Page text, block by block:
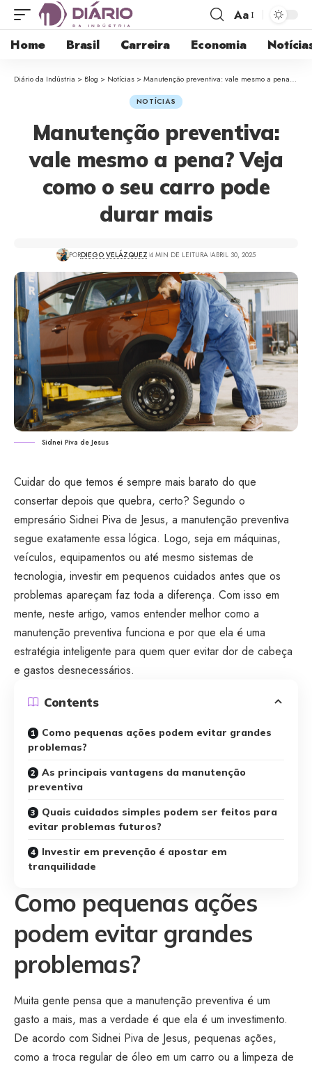
Aa
Home Brasil Carreira Economia
Diário da Indústria > Blog > Notícias >Manutenção preventiva: vale mesmo a pena? Veja como o seu carro pode durar mais
NOTÍCIAS
Manutenção preventiva:
vale mesmo a pena? Veja
como o seu carro pode
durar mais
PORDIEGO VELÁZQUEZ 4 MIN DE LEITURA ABRIL 30, 2025
Sidnei Piva de Jesus
Cuidar do que temos é sempre mais barato do que
consertar depois que quebra, certo? Segundo o
empresário Sidnei Piva de Jesus, a manutenção preventiva
segue exatamente essa lógica. Logo, seja em máquinas,
veículos, equipamentos ou até mesmo sistemas de
tecnologia, investir em pequenos cuidados antes que os
problemas apareçam faz toda a diferença. Com isso em
mente, neste artigo, vamos entender melhor como a
manutenção preventiva funciona e por que ela é uma
estratégia inteligente para quem quer evitar dor de cabeça
e gastos desnecessários.
Contents
Como pequenas ações podem evitar grandes
problemas?
As principais vantagens da manutenção
preventiva
Quais cuidados simples podem ser feitos para
evitar problemas futuros?
Investir em prevenção é apostar em
tranquilidade
Como pequenas ações
podem evitar grandes
problemas?
Muita gente pensa que a manutenção preventiva é um
gasto a mais, mas a verdade é que ela é um investimento.
De acordo com Sidnei Piva de Jesus, pequenas ações,
como a troca regular de óleo em um carro ou a limpeza de